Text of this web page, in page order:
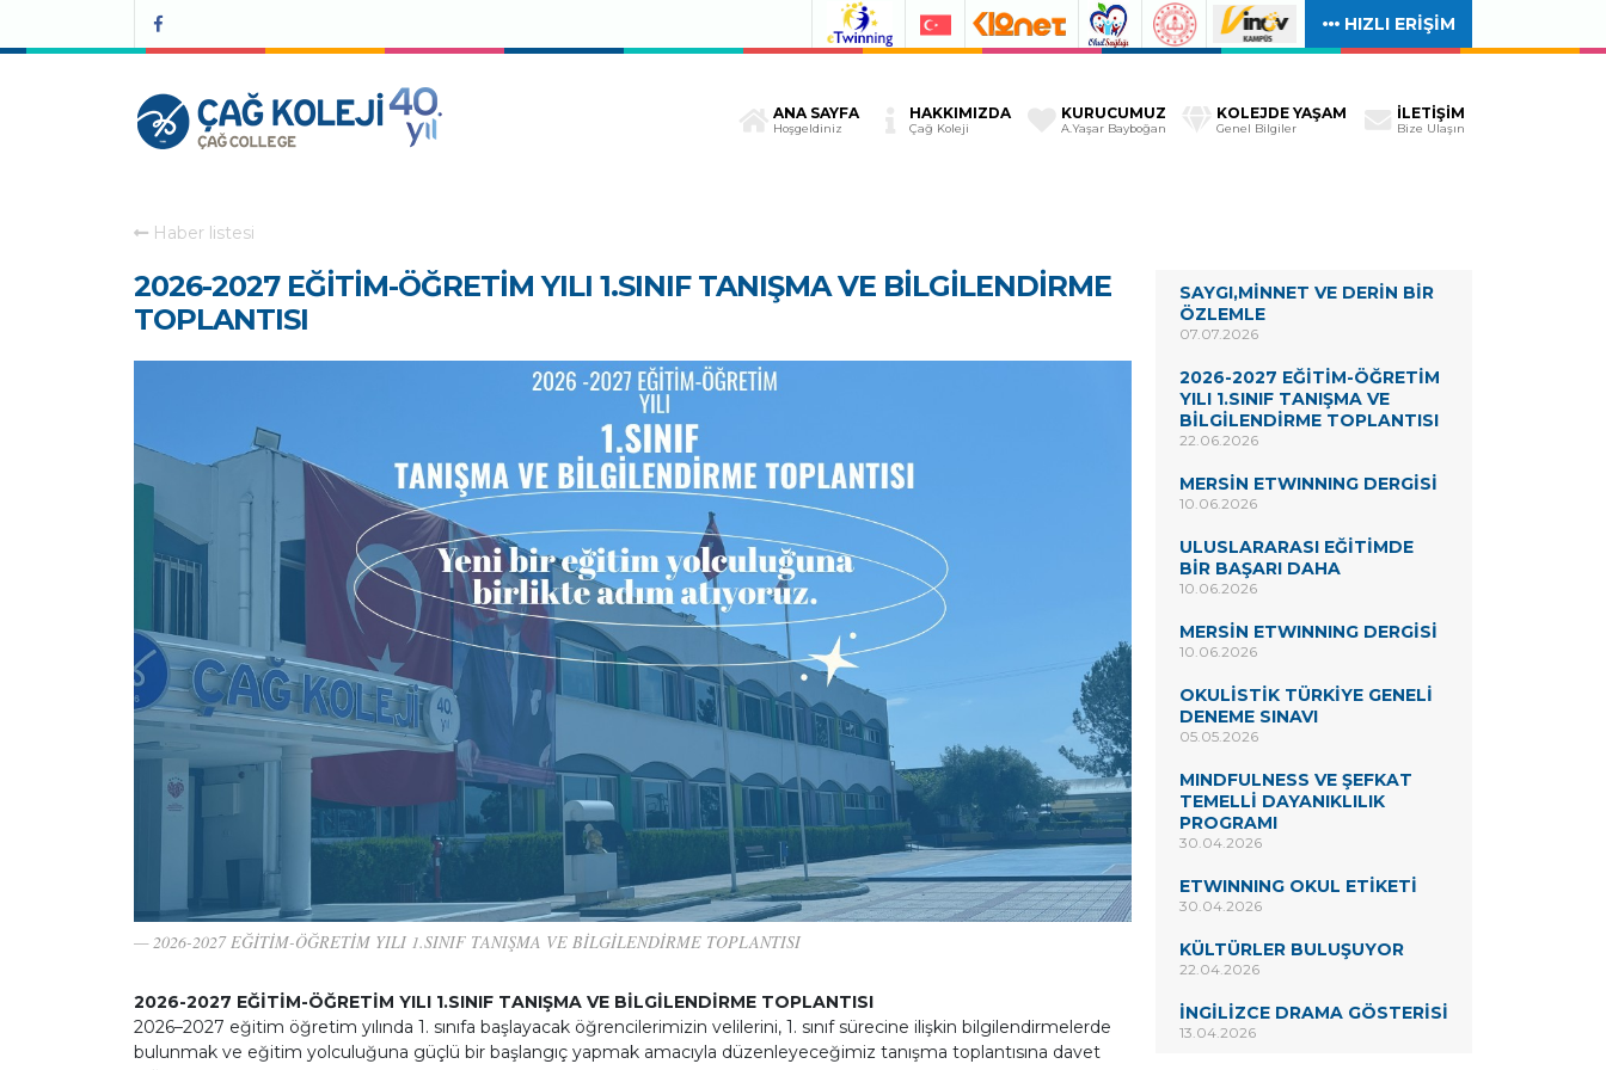
HIZLI ERİŞİM
ANA SAYFA
Hoşgeldiniz
HAKKIMIZDA
Çağ Koleji
KURUCUMUZ
A.Yaşar Bayboğan
KOLEJDE YAŞAM
Genel Bilgiler
İLETİŞİM
Bize Ulaşın
Haber listesi
2026-2027 EĞİTİM-ÖĞRETİM YILI 1.SINIF TANIŞMA VE BİLGİLENDİRME
TOPLANTISI
2026-2027 EĞİTİM-ÖĞRETİM YILI 1.SINIF TANIŞMA VE BİLGİLENDİRME TOPLANTISI
2026-2027 EĞİTİM-ÖĞRETİM YILI 1.SINIF TANIŞMA VE BİLGİLENDİRME TOPLANTISI
2026–2027 eğitim öğretim yılında 1. sınıfa başlayacak öğrencilerimizin velilerini, 1. sınıf sürecine ilişkin bilgilendirmelerde
bulunmak ve eğitim yolculuğuna güçlü bir başlangıç yapmak amacıyla düzenleyeceğimiz tanışma toplantısına davet
SAYGI,MİNNET VE DERİN BİR
ÖZLEMLE
07.07.2026
2026-2027 EĞİTİM-ÖĞRETİM
YILI 1.SINIF TANIŞMA VE
BİLGİLENDİRME TOPLANTISI
22.06.2026
MERSİN ETWINNING DERGİSİ
10.06.2026
ULUSLARARASI EĞİTİMDE
BİR BAŞARI DAHA
10.06.2026
MERSİN ETWINNING DERGİSİ
10.06.2026
OKULİSTİK TÜRKİYE GENELİ
DENEME SINAVI
05.05.2026
MINDFULNESS VE ŞEFKAT
TEMELLİ DAYANIKLILIK
PROGRAMI
30.04.2026
ETWINNING OKUL ETİKETİ
30.04.2026
KÜLTÜRLER BULUŞUYOR
22.04.2026
İNGİLİZCE DRAMA GÖSTERİSİ
13.04.2026